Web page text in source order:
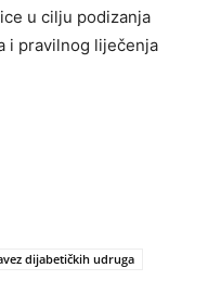
u cilju podizanja
i pravilnog liječenja
dijabetičkih udruga